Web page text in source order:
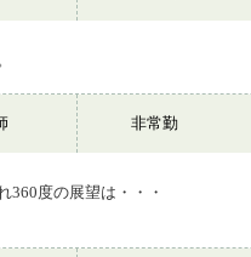
非常勤
360度の展望は・・・